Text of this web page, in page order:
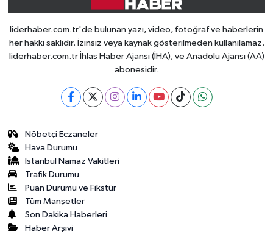
liderhaber.com.tr'de bulunan yazı, video, fotoğraf ve haberlerin
her hakkı saklıdır. İzinsiz veya kaynak gösterilmeden kullanılamaz.
liderhaber.com.tr İhlas Haber Ajansı (İHA), ve Anadolu Ajansı (AA)
abonesidir.
Nöbetçi Eczaneler
Hava Durumu
İstanbul Namaz Vakitleri
Trafik Durumu
Puan Durumu ve Fikstür
Tüm Manşetler
Son Dakika Haberleri
Haber Arşivi